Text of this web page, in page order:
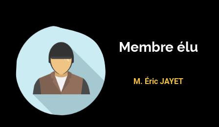
Membre élu
M. Éric JAYET